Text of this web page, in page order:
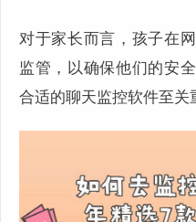
对于家长而言，孩子在
监管，以确保他们的安
合适的聊天监控软件至关